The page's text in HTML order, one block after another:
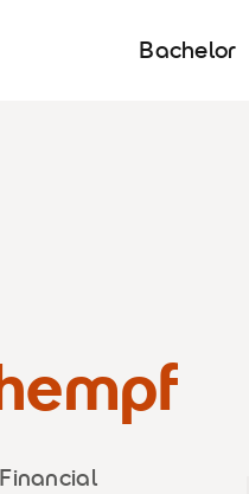
Bachelor